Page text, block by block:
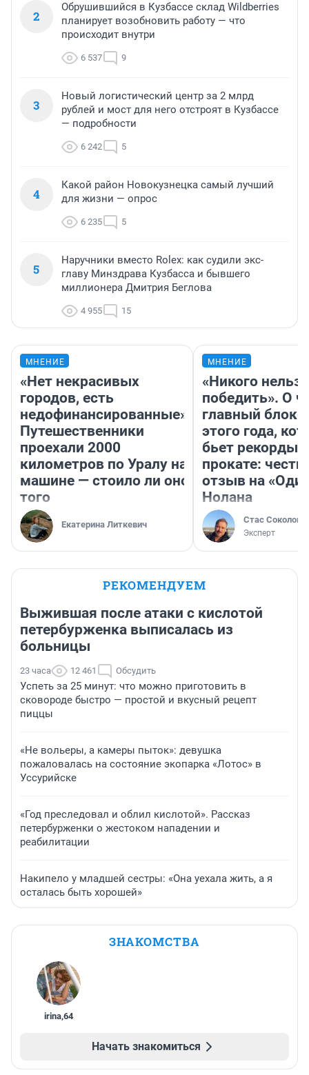
2
Обрушившийся в Кузбассе склад Wildberries
планирует возобновить работу — что
происходит внутри
6 537 9
3
Новый логистический центр за 2 млрд
рублей и мост для него отстроят в Кузбассе
— подробности
6 242 5
4
Какой район Новокузнецка самый лучший
для жизни — опрос
6 235 5
5
Наручники вместо Rolex: как судили экс-
главу Минздрава Кузбасса и бывшего
миллионера Дмитрия Беглова
4 955 15
МНЕНИЕ
«Нет некрасивых
городов, есть
недофинансированные».
Путешественники
проехали 2000
километров по Уралу на
машине — стоило ли оно
того
Екатерина Литкевич
МНЕНИЕ
«Никого нельзя
победить». О
главный
этого года,
бьет рекорды в
прокате:
отзыв на
Нолана
Стас Соколов
Эксперт
РЕКОМЕНДУЕМ
Выжившая после атаки с кислотой
петербурженка выписалась из
больницы
23 часа 12 461 Обсудить
Успеть за 25 минут: что можно приготовить в
сковороде быстро — простой и вкусный рецепт
пиццы
«Не вольеры, а камеры пыток»: девушка
пожаловалась на состояние экопарка «Лотос» в
Уссурийске
«Год преследовал и облил кислотой». Рассказ
петербурженки о жестоком нападении и
реабилитации
Накипело у младшей сестры: «Она уехала жить, а я
осталась быть хорошей»
ЗНАКОМСТВА
irina,64
Начать знакомиться